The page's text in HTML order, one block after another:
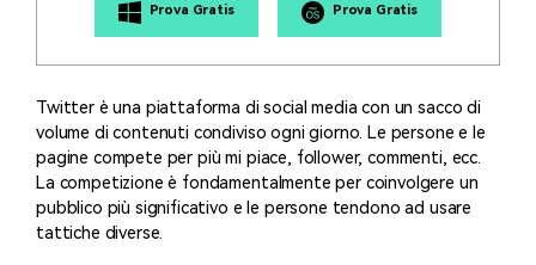
Prova Gratis Prova Gratis
Twitter è una piattaforma di social media con un sacco di
volume di contenuti condiviso ogni giorno. Le persone e le
pagine compete per più mi piace, follower, commenti, ecc.
La competizione è fondamentalmente per coinvolgere un
pubblico più significativo e le persone tendono ad usare
tattiche diverse.